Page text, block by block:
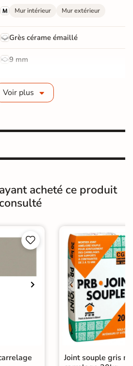
Mur intérieur Mur extérieur
Grès cérame émaillé
9 mm
Non
Non-rectifié
Oui
Placo, tout type de support mural
Voir plus
acheté ce produit


Joint souple gris